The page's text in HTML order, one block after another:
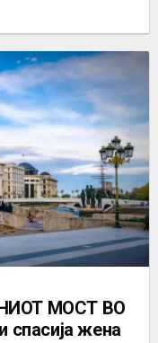
МОСТ ВО
спасија жена